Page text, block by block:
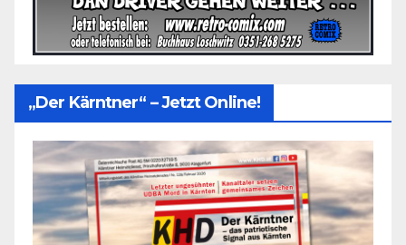
„Der Kärntner“ – Jetzt Online!